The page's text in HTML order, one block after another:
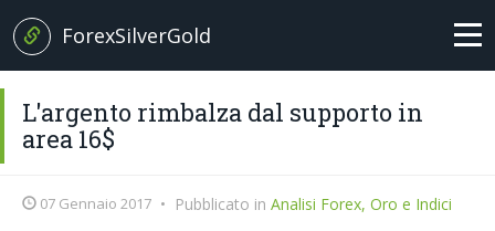
ForexSilverGold
News
+ Analisi
L'argento rimbalza dal supporto in
area 16$
07 Gennaio 2017 • Pubblicato in Analisi Forex, Oro e Indici